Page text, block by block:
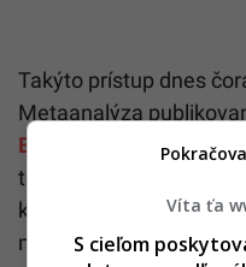
Takýto prístup dnes
Metaanalýza
Behaviour
naznačila,
technológií u ľudí nad
kognitívnym úpadkom
mentálnych schopností.
Víta ťa
S cieľom